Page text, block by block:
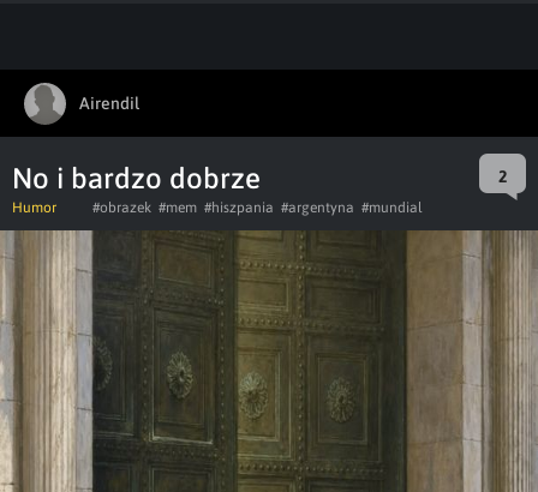
Airendil
No i bardzo dobrze 2
Humor #obrazek #mem #hiszpania #argentyna #mundial